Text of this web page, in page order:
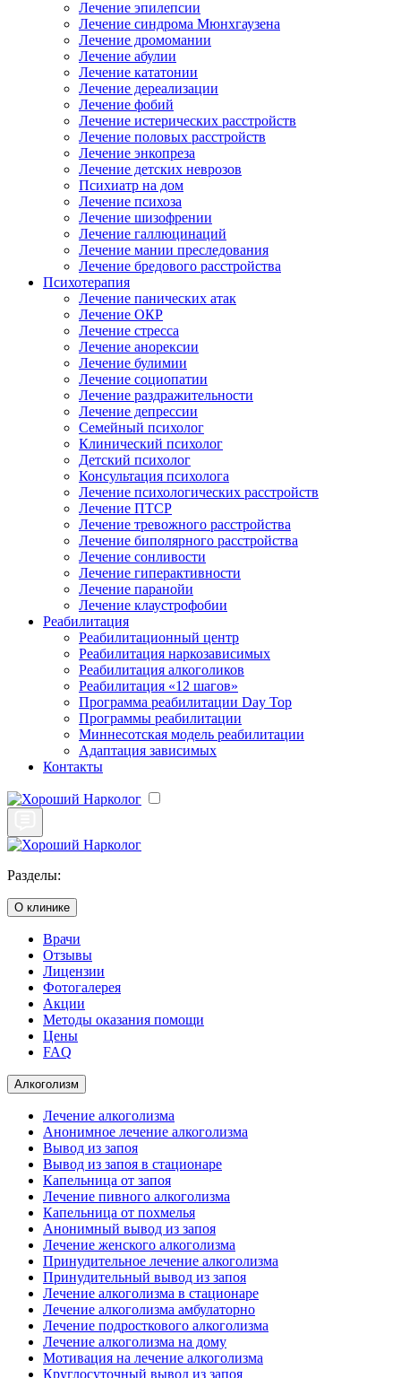
Лечение эпилепсии
Лечение синдрома Мюнхгаузена
Лечение дромомании
Лечение абулии
Лечение кататонии
Лечение дереализации
Лечение фобий
Лечение истерических расстройств
Лечение половых расстройств
Лечение энкопреза
Лечение детских неврозов
Психиатр на дом
Лечение психоза
Лечение шизофрении
Лечение галлюцинаций
Лечение мании преследования
Лечение бредового расстройства
Психотерапия
Лечение панических атак
Лечение ОКР
Лечение стресса
Лечение анорексии
Лечение булимии
Лечение социопатии
Лечение раздражительности
Лечение депрессии
Семейный психолог
Клинический психолог
Детский психолог
Консультация психолога
Лечение психологических расстройств
Лечение ПТСР
Лечение тревожного расстройства
Лечение биполярного расстройства
Лечение сонливости
Лечение гиперактивности
Лечение паранойи
Лечение клаустрофобии
Реабилитация
Реабилитационный центр
Реабилитация наркозависимых
Реабилитация алкоголиков
Реабилитация «12 шагов»
Программа реабилитации Day Top
Программы реабилитации
Миннесотская модель реабилитации
Адаптация зависимых
Контакты
Разделы:
О клинике
Врачи
Отзывы
Лицензии
Фотогалерея
Акции
Методы оказания помощи
Цены
FAQ
Алкоголизм
Лечение алкоголизма
Анонимное лечение алкоголизма
Вывод из запоя
Вывод из запоя в стационаре
Капельница от запоя
Лечение пивного алкоголизма
Капельница от похмелья
Анонимный вывод из запоя
Лечение женского алкоголизма
Принудительное лечение алкоголизма
Принудительный вывод из запоя
Лечение алкоголизма в стационаре
Лечение алкоголизма амбулаторно
Лечение подросткового алкоголизма
Лечение алкоголизма на дому
Мотивация на лечение алкоголизма
Круглосуточный вывод из запоя